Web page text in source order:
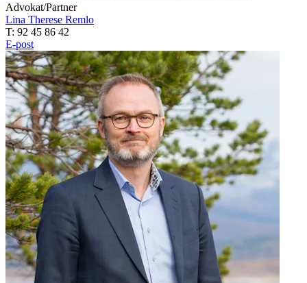
Advokat/Partner
Lina Therese Remlo
T: 92 45 86 42
E-post